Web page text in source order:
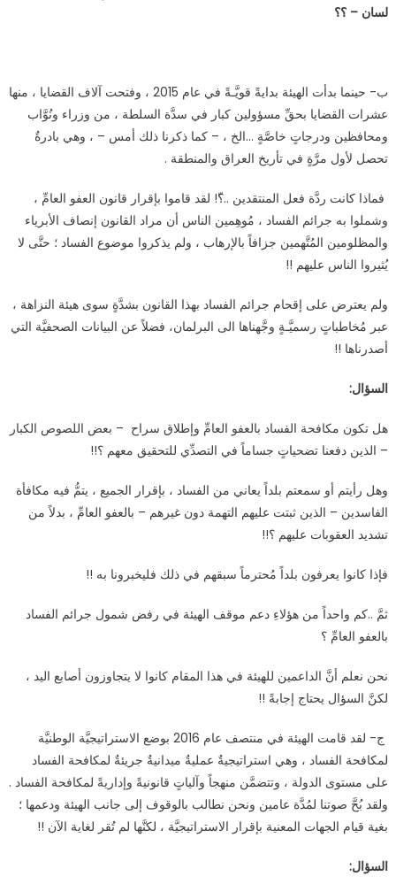
لسان – ؟؟
ب- حينما بدأت الهيئة بدايةً قويَّـةً في عام 2015 ، وفتحت آلاف القضايا ، منها
عشرات القضايا بحقِّ مسؤولين كبار في سدَّة السلطة ، من وزراء ونُوَّاب
ومحافظين ودرجاتٍ خاصَّةٍ …الخ ، – كما ذكرنا ذلك أمس – ، وهي بادرةٌ
تحصل لأول مرَّةٍ في تأريخ العراق والمنطقة .
فماذا كانت ردَّة فعل المنتقدين ..؟ّ! لقد قاموا بإقرار قانون العفو العامِّ ،
وشملوا به جرائم الفساد ، مُوهِمين الناس أن مراد القانون إنصاف الأبرياء
والمظلومين المُتَّهمين جزافاً بالإرهاب ، ولم يذكروا موضوع الفساد ؛ حتَّى لا
يُثيروا الناس عليهم !!
ولم يعترض على إقحام جرائم الفساد بهذا القانون بشدَّةٍ سوى هيئة النزاهة ،
عبر مُخاطباتٍ رسميَّـةٍ وجَّهناها الى البرلمان، فضلاً عن البيانات الصحفيَّة التي
أصدرناها !!
السؤال:
هل تكون مكافحة الفساد بالعفو العامِّ وإطلاق سراح – بعض اللصوص الكبار
– الذين دفعنا تضحياتٍ جساماً في التصدِّي للتحقيق معهم ؟!!
وهل رأيتم أو سمعتم بلداً يعاني من الفساد ، بإقرار الجميع ، يتمُّ فيه مكافأة
الفاسدين – الذين ثبتت عليهم التهمة دون غيرهم – بالعفو العامِّ ، بدلاً من
تشديد العقوبات عليهم ؟!!
فإذا كانوا يعرفون بلداً مُحترماً سبقهم في ذلك فليخبرونا به !!
ثمَّ ..كم واحداً من هؤلاءِ دعم موقف الهيئة في رفض شمول جرائم الفساد
بالعفو العامِّ ؟
نحن نعلم أنَّ الداعمين للهيئة في هذا المقام كانوا لا يتجاوزون أصابع اليد ،
لكنَّ السؤال يحتاج إجابةً !!
ج- لقد قامت الهيئة في منتصف عام 2016 بوضع الاستراتيجيَّة الوطنيَّة
لمكافحة الفساد ، وهي استراتيجيةٌ عمليةٌ ميدانيةٌ جريئةٌ لمكافحة الفساد
على مستوى الدولة ، وتتضمَّن منهجاً وآلياتٍ قانونيةً وإداريةً لمكافحة الفساد .
ولقد بُحَّ صوتنا لمُدَّة عامين ونحن نطالب بالوقوف إلى جانب الهيئة ودعمها ؛
بغية قيام الجهات المعنية بإقرار الاستراتيجيَّة ، لكنَّها لم تُقر لغاية الآن !!
السؤال: